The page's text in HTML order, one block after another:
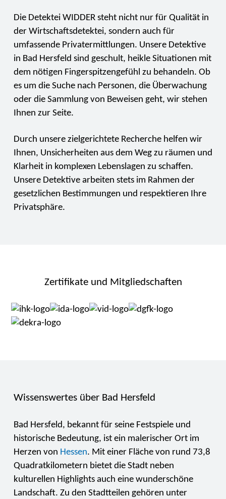
Die Detektei WIDDER steht nicht nur für Qualität in
der Wirtschaftsdetektei, sondern auch für
umfassende Privatermittlungen. Unsere Detektive
in Bad Hersfeld sind geschult, heikle Situationen mit
dem nötigen Fingerspitzengefühl zu behandeln. Ob
es um die Suche nach Personen, die Überwachung
oder die Sammlung von Beweisen geht, wir stehen
Ihnen zur Seite.
Durch unsere zielgerichtete Recherche helfen wir
Ihnen, Unsicherheiten aus dem Weg zu räumen und
Klarheit in komplexen Lebenslagen zu schaffen.
Unsere Detektive arbeiten stets im Rahmen der
gesetzlichen Bestimmungen und respektieren Ihre
Privatsphäre.
Zertifikate und Mitgliedschaften
Wissenswertes über Bad Hersfeld
Bad Hersfeld, bekannt für seine Festspiele und
historische Bedeutung, ist ein malerischer Ort im
Herzen von Hessen. Mit einer Fläche von rund 73,8
Quadratkilometern bietet die Stadt neben
kulturellen Highlights auch eine wunderschöne
Landschaft. Zu den Stadtteilen gehören unter